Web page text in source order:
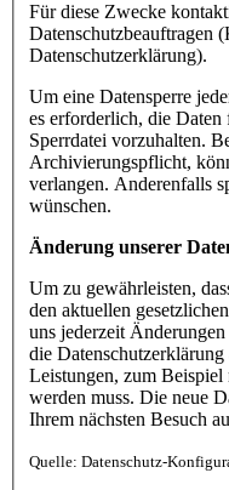
Für diese Zwecke
Datenschutzbeauftragen
Datenschutzerklärung).
Um eine Datensperre
es erforderlich, die
Sperrdatei vorzuhalten.
Archivierungspflicht,
verlangen. Anderenfalls
wünschen.
Änderung unserer
Um zu gewährleisten,
den aktuellen
uns jederzeit
die
Leistungen, zum Beispiel
werden muss. Die neue
Ihrem nächsten Besuch
Quelle: Datenschutz-